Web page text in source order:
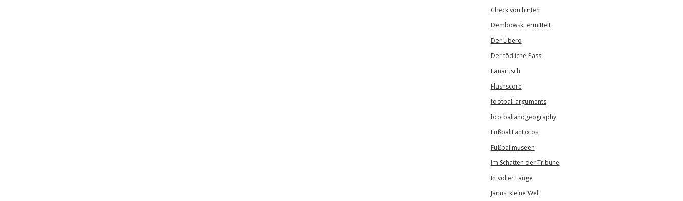
Check von hinten
Dembowski ermittelt
Der Libero
Der tödliche Pass
Fanartisch
Flashscore
football arguments
footballandgeography
FußballFanFotos
Fußballmuseen
Im Schatten der Tribüne
In voller Länge
Janus' kleine Welt